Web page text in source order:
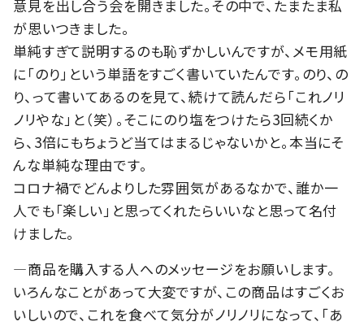
意見を出し合う会を開きました。その中で、たまたま私
が思いつきました。
単純すぎて説明するのも恥ずかしいんですが、メモ用紙
に「のり」という単語をすごく書いていたんです。のり、の
り、って書いてあるのを見て、続けて読んだら「これノリ
ノリやな」と（笑）。そこにのり塩をつけたら3回続くか
ら、3倍にもちょうど当てはまるじゃないかと。本当にそ
んな単純な理由です。
コロナ禍でどんよりした雰囲気があるなかで、誰か一
人でも「楽しい」と思ってくれたらいいなと思って名付
けました。
―商品を購入する人へのメッセージをお願いします。
いろんなことがあって大変ですが、この商品はすごくお
いしいので、これを食べて気分がノリノリになって、「あ